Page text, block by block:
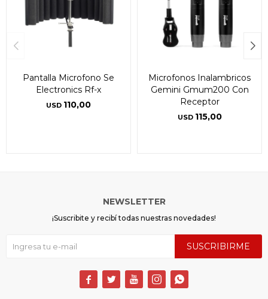
Pantalla Microfono Se
Electronics Rf-x
USD 110,00
Microfonos Inalambricos
Gemini Gmum200 Con
Receptor
USD 115,00
NEWSLETTER
¡Suscribite y recibí todas nuestras novedades!
SUSCRIBIRME
    